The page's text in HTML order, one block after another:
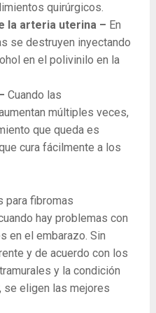
quirúrgicos.
la arteria uterina – En
se destruyen inyectando
en el polivinilo en la
Cuando las
múltiples veces,
que queda es
cura fácilmente a los
para fibromas
hay problemas con
en el embarazo. Sin
y de acuerdo con los
y la condición
se eligen las mejores